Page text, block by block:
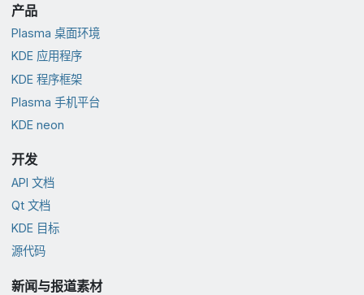
产品
Plasma 桌面环境
KDE 应用程序
KDE 程序框架
Plasma 手机平台
KDE neon
开发
API 文档
Qt 文档
KDE 目标
源代码
新闻与报道素材